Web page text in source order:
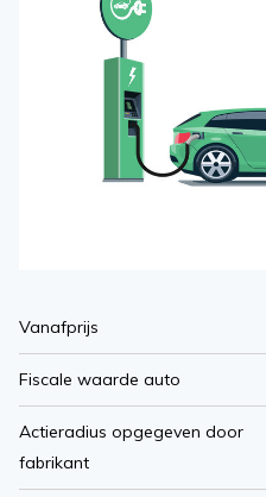
Vanafprijs
Fiscale waarde auto
Actieradius opgegeven door
fabrikant